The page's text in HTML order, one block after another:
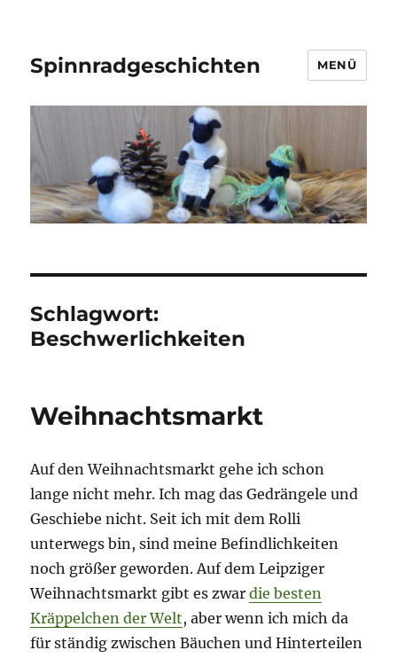
Spinnradgeschichten MENÜ
Schlagwort:
Beschwerlichkeiten
Weihnachtsmarkt
Auf den Weihnachtsmarkt gehe ich schon
lange nicht mehr. Ich mag das Gedrängele und
Geschiebe nicht. Seit ich mit dem Rolli
unterwegs bin, sind meine Befindlichkeiten
noch größer geworden. Auf dem Leipziger
Weihnachtsmarkt gibt es zwardie besten
Kräppelchen der Welt, aber wenn ich mich da
für ständig zwischen Bäuchen und Hinterteilen